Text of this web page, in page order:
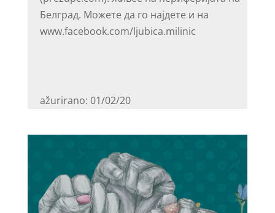
Белград. Можете да го најдете и на
www.facebook.com/ljubica.milinic
ažurirano: 01/02/20